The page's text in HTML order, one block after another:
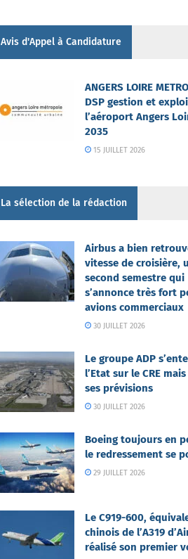
Avis d'Appel à Candidature
ANGERS LOIRE
DSP gestion et
l’aéroport Angers
2035
15 JUILLET 2026
La sélection de la rédaction
Airbus a bien
vitesse de croisière,
second semestre qui
s’annonce très fort
avions commerciaux
30 JUILLET 2026
Le groupe ADP
l’Etat sur le CRE
ses prévisions
30 JUILLET 2026
Boeing toujours en
le redressement se
29 JUILLET 2026
Le C919-600,
chinois de l’A319
réalisé son premier